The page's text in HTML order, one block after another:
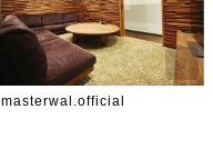
masterwal.official